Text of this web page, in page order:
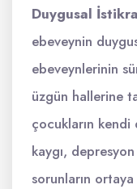
Duygusal
ebeveynin
ebeveynlerinin
üzgün hallerine
çocukların kendi
kaygı,
sorunların